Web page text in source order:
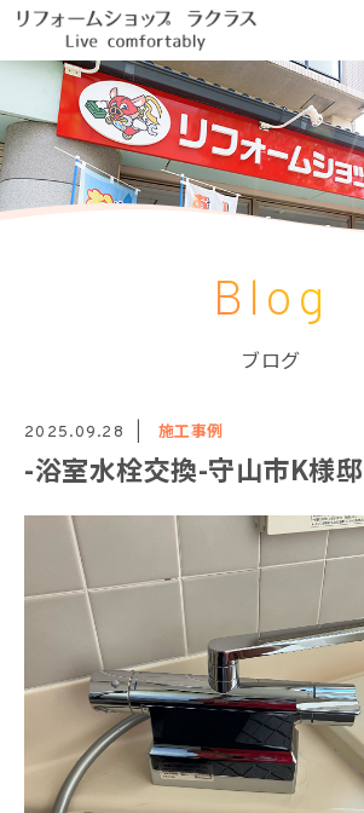
Blog
ブログ
2025.09.28 施工事例
-浴室水栓交換-守山市K様邸